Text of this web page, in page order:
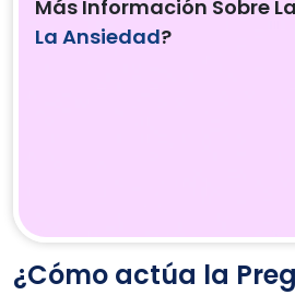
Más Información Sobre La
La Ansiedad?
¿Cómo actúa la